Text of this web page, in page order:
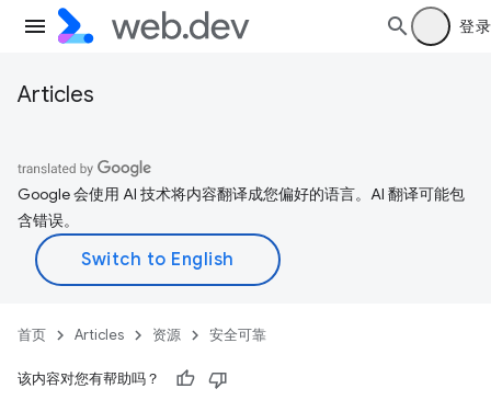
登录
Articles
Google 会使用 AI 技术将内容翻译成您偏好的语言。AI 翻译可能包
含错误。
首页 Articles 资源 安全可靠
该内容对您有帮助吗？